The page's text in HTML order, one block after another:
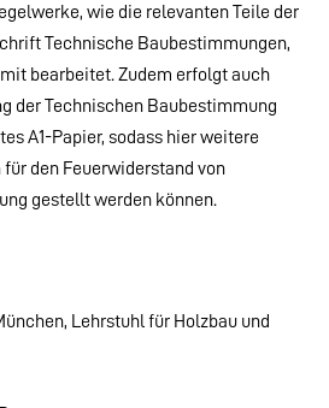
wie die relevanten Teile der
Technische Baubestimmungen,
bearbeitet. Zudem erfolgt auch
der Technischen Baubestimmung
A1-Papier, sodass hier weitere
den Feuerwiderstand von
gestellt werden können.
Lehrstuhl für Holzbau und